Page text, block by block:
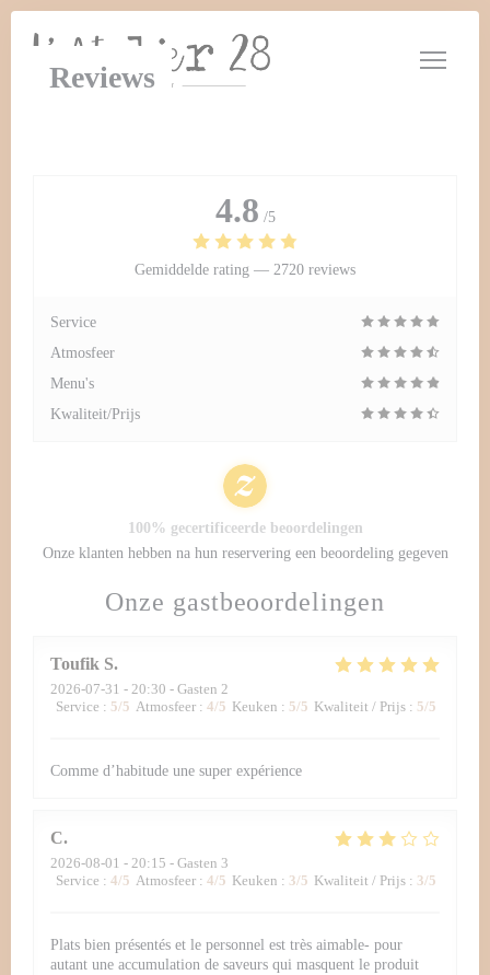
Cookies beheer paneel
Reviews
Onze gastbeoordelingen
Toufik S
2026-07-31 - 20:30 - Gasten 2
Service : 5/5 Atmosfeer : 4/5 Keuken : 5/5 Kwaliteit / Prijs : 5/5
Comme d’habitude une super expérience
C
2026-08-01 - 20:15 - Gasten 3
Service : 4/5 Atmosfeer : 4/5 Keuken : 3/5 Kwaliteit / Prijs : 3/5
Plats bien présentés et le personnel est très aimable- pour
autant une accumulation de saveurs qui masquent le produit
4.8 /5
Gemiddelde rating — 2720 reviews
Service
Atmosfeer
Menu's
Kwaliteit/Prijs
100% gecertificeerde beoordelingen
Onze klanten hebben na hun reservering een beoordeling gegeven